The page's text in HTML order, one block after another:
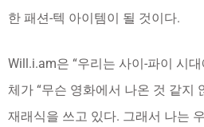
한 패션-텍 아이템이 될 것이다.
Will.i.am은 “우리는 사이-파이 시
체가 “무슨 영화에서 나온 것 같지
재래식을 쓰고 있다. 그래서 나는